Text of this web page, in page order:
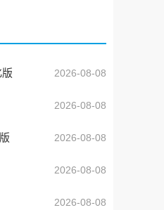
2026-08-08
2026-08-08
2026-08-08
2026-08-08
2026-08-08